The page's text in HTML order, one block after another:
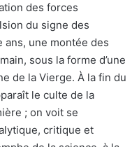
des forces
du signe des
ans, une montée des
sous la forme d’une
de la Vierge. À la fin du
le culte de la
; on voit se
critique et